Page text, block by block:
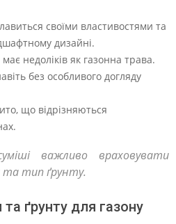
своїми властивостями та
дизайні.
недоліків як газонна трава.
без особливого догляду
що відрізняються
важливо враховувати
та тип ґрунту.
ґрунту для газону